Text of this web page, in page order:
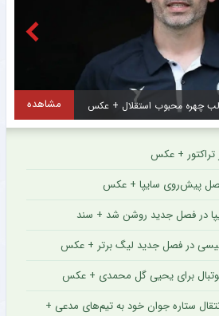
عجیب اما واقعی؛ دیس‌بک محمدرضا گلزار به کریس رونالدو + عکس مشاهده
تراکتور + عکس
پیش‌روی سایپا + عکس
در فصل جدید روشن شد + سند
در فصل جدید لیگ برتر + عکس
برای یحیی گل محمدی + عکس
ستاره جوان خود به تیم‌های مدعی +